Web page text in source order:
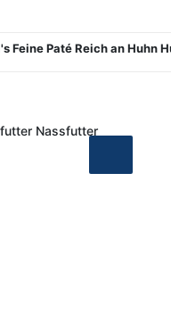
Feine Paté Reich an